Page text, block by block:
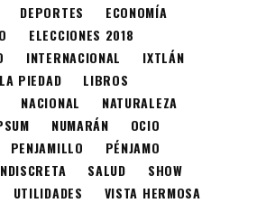
DEPORTES
ECONOMÍA
ELECCIONES 2018
INTERNACIONAL
IXTLÁN
LA PIEDAD
LIBROS
NACIONAL
NATURALEZA
NUMARÁN
OCIO
PENJAMILLO
PÉNJAMO
SALUD
SHOW
UTILIDADES
VISTA HERMOSA